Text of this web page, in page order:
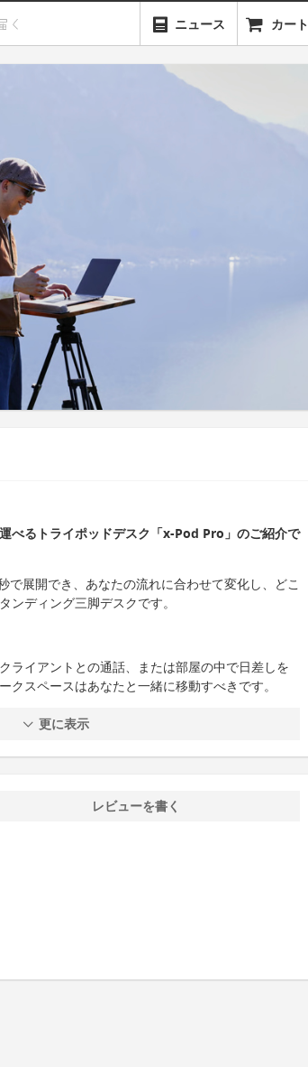
ニュース カート
べるトライポッドデスク「x-Pod Pro」のご紹介で
展開でき、あなたの流れに合わせて変化し、どこ
ンディング三脚デスクです。
ライアントとの通話、または部屋の中で日差しを
クスペースはあなたと一緒に移動すべきです。
更に表示
レビューを書く